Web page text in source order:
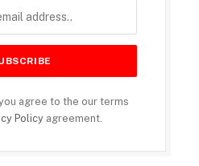
agree to the our terms
Policy agreement.